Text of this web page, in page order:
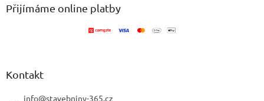
Přijímáme online platby
Kontakt
info@stavebniny-365.cz